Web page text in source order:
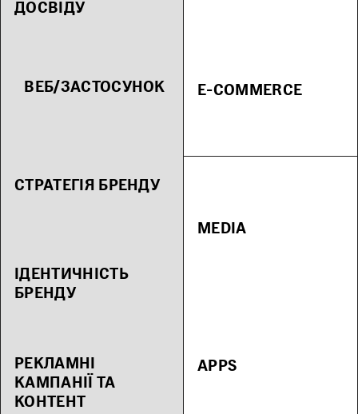
ДОСВІДУ
ВЕБ/ЗАСТОСУНОК
СТРАТЕГІЯ БРЕНДУ
ІДЕНТИЧНІСТЬ
БРЕНДУ
РЕКЛАМНІ
КАМПАНІЇ ТА
КОНТЕНТ
E-COMMERCE
MEDIA
APPS